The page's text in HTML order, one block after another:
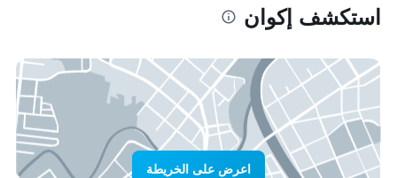
استكشف إكوان
اعرض على الخريطة